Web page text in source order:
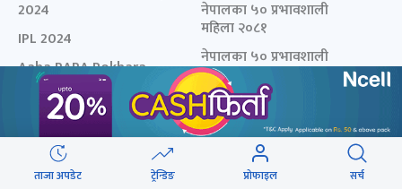
ताजा अपडेट ट्रेन्डिङ प्रोफाइल सर्च
2024
IPL 2024
Aaha RARA Pokhara
gold cup
Nepal Super League -
2080
नेपालका ५० प्रभावशाली
महिला २०८१
नेपालका ५० प्रभावशाली
महिला २०८०
चालीस मुनिका चालीस- २०८३
- छनोट मनोनयन फर्म
चालीस मुनिका चालीस- २०८२
चालीस मुनिका चालीस- २०८१